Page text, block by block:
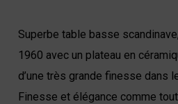
Superbe table basse
1960 avec un plateau en
d’une très grande finesse dans
Finesse et élégance comme